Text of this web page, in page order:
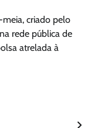
criado pelo
rede pública de
atrelada à